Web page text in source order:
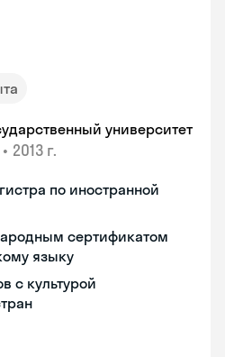
университет
• 2013 г.
по иностранной
сертификатом
языку
с культурой